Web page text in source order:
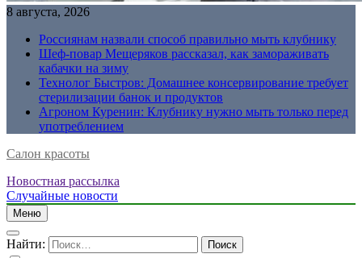
8 августа, 2026
Россиянам назвали способ правильно мыть клубнику
Шеф-повар Мещеряков рассказал, как замораживать
кабачки на зиму
Технолог Быстров: Домашнее консервирование требует
стерилизации банок и продуктов
Агроном Куренин: Клубнику нужно мыть только перед
употреблением
Салон красоты
Новостная рассылка
Случайные новости
Меню
Найти: